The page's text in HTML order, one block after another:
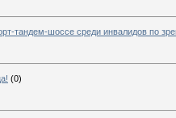
тандем-шоссе среди инвалидов по
(0)